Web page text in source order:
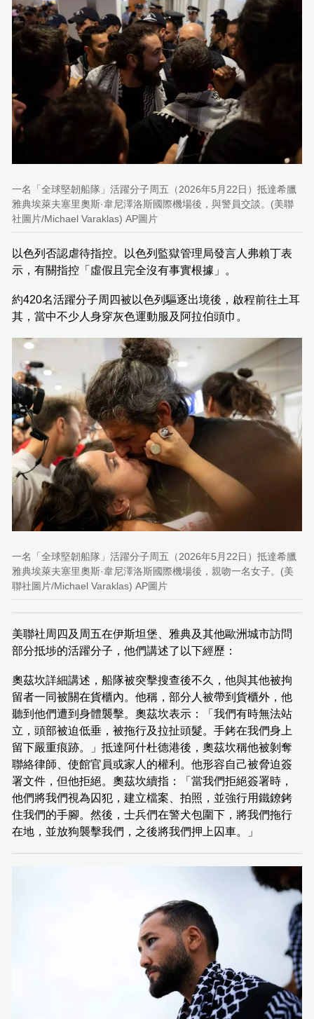
一名「全球堅韌船隊」活躍分子周五（2026年5月22日）抵達希臘
雅典埃萊夫塞里奧斯·韋尼澤洛斯國際機場後，與警員交談。(美聯
社圖片/Michael Varaklas) AP圖片
以色列否認虐待指控。以色列監獄管理局發言人弗賴丁表
示，有關指控「虛假且完全沒有事實根據」。
約420名活躍分子周四被以色列驅逐出境後，啟程前往土耳
其，當中不少人身穿灰色運動服及阿拉伯頭巾。
一名「全球堅韌船隊」活躍分子周五（2026年5月22日）抵達希臘
雅典埃萊夫塞里奧斯·韋尼澤洛斯國際機場後，親吻一名女子。(美
聯社圖片/Michael Varaklas) AP圖片
美聯社周四及周五在伊斯坦堡、雅典及其他歐洲城市訪問
部分抵埗的活躍分子，他們講述了以下經歷：
奧茲坎詳細講述，船隊被突擊搜查後不久，他與其他被拘
留者一同被關在貨櫃內。他稱，部分人被帶到貨櫃外，他
聽到他們遭到身體襲擊。奧茲坎表示：「我們有時無法站
立，頭部被迫低垂，被拖行及拉扯頭髮。手銬在我們身上
留下嚴重痕跡。」抵達阿什杜德港後，奧茲坎稱他被剝奪
聯絡律師、使館官員或家人的權利。他形容自己被脅迫簽
署文件，但他拒絕。奧茲坎續指：「當我們拒絕簽署時，
他們將我們視為囚犯，建立檔案、拍照，並強行用鐵鐐銬
住我們的手腳。然後，士兵們在警犬包圍下，將我們拖行
在地，並放狗襲擊我們，之後將我們押上囚車。」